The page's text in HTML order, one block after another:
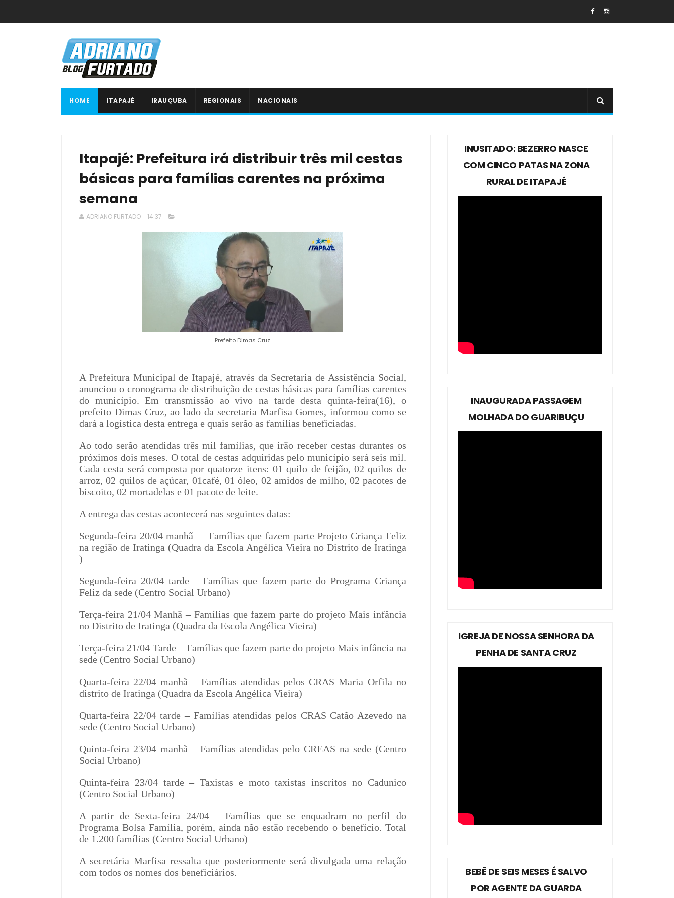
HOME ITAPAJÉ IRAUÇUBA REGIONAIS NACIONAIS
Itapajé: Prefeitura irá distribuir três mil cestas
básicas para famílias carentes na próxima
semana
ADRIANO FURTADO 14:37
Prefeito Dimas Cruz
A Prefeitura Municipal de Itapajé, através da Secretaria de Assistência Social,
anunciou o cronograma de distribuição de cestas básicas para famílias carentes
do município. Em transmissão ao vivo na tarde desta quinta-feira(16), o
prefeito Dimas Cruz, ao lado da secretaria Marfisa Gomes, informou como se
dará a logística desta entrega e quais serão as famílias beneficiadas.
Ao todo serão atendidas três mil famílias, que irão receber cestas durantes os
próximos dois meses. O total de cestas adquiridas pelo município será seis mil.
Cada cesta será composta por quatorze itens: 01 quilo de feijão, 02 quilos de
arroz, 02 quilos de açúcar, 01café, 01 óleo, 02 amidos de milho, 02 pacotes de
biscoito, 02 mortadelas e 01 pacote de leite.
A entrega das cestas acontecerá nas seguintes datas:
Segunda-feira 20/04 manhã –
Famílias que fazem parte Projeto Criança Feliz
na região de Iratinga (Quadra da Escola Angélica Vieira no Distrito de Iratinga
)
Segunda-feira 20/04 tarde – Famílias que fazem parte do Programa Criança
Feliz da sede (Centro Social Urbano)
Terça-feira 21/04 Manhã – Famílias que fazem parte do projeto Mais infância
no Distrito de Iratinga (Quadra da Escola Angélica Vieira)
Terça-feira 21/04 Tarde – Famílias que fazem parte do projeto Mais infância na
sede (Centro Social Urbano)
Quarta-feira 22/04 manhã – Famílias atendidas pelos CRAS Maria Orfila no
distrito de Iratinga (Quadra da Escola Angélica Vieira)
Quarta-feira 22/04 tarde – Famílias atendidas pelos CRAS Catão Azevedo na
sede (Centro Social Urbano)
Quinta-feira 23/04 manhã – Famílias atendidas pelo CREAS na sede (Centro
Social Urbano)
Quinta-feira 23/04 tarde – Taxistas e moto taxistas inscritos no Cadunico
(Centro Social Urbano)
A partir de Sexta-feira 24/04 – Famílias que se enquadram no perfil do
Programa Bolsa Família, porém, ainda não estão recebendo o benefício. Total
de 1.200 famílias (Centro Social Urbano)
A secretária Marfisa ressalta que posteriormente será divulgada uma relação
com todos os nomes dos beneficiários.
INUSITADO: BEZERRO NASCE
COM CINCO PATAS NA ZONA
RURAL DE ITAPAJÉ
INAUGURADA PASSAGEM
MOLHADA DO GUARIBUÇU
IGREJA DE NOSSA SENHORA DA
PENHA DE SANTA CRUZ
BEBÊ DE SEIS MESES É SALVO
POR AGENTE DA GUARDA